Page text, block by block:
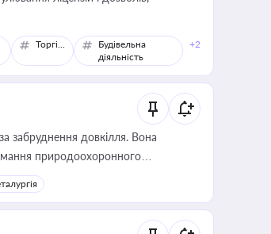
Торгівля
Будівельна
діяльність
+2
забруднення довкілля. Вона
природоохоронного